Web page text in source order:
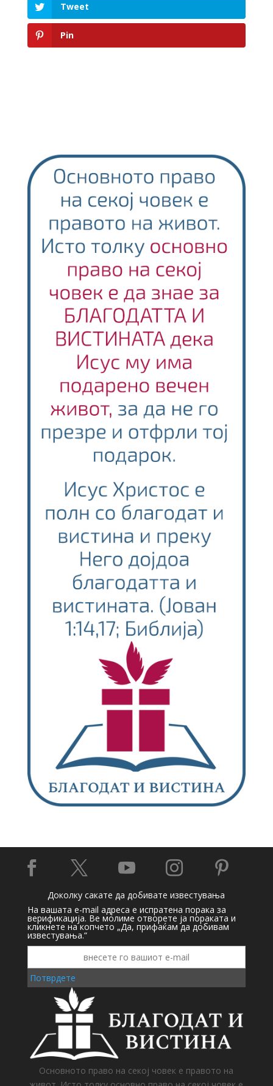
Tweet
Pin
    
Доколку сакате да добивате известувања
На вашата e-mail адреса е испратена порака за
верификација. Ве молиме отворете ја пораката и
кликнете на копчето „Да, прифаќам да добивам
известувања.“
Потврдете
Основното право на секој човек е правото на